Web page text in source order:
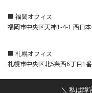
■ 福岡オフィス
福岡市中央区天神1-4-1 西日
■ 札幌オフィス
札幌市中央区北5条西6丁目1
＼ 私は障